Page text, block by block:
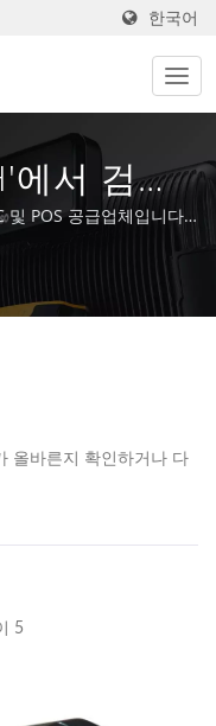
한국어
에서 검색
템 및 POS
및 POS 공급업체입니다.
, 회사는 강력한 R&D 역
ID 및 POS 기술 분야
.
올바른지 확인하거나 다
5